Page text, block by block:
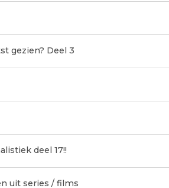
gezien? Deel 3
deel 17!!
uit series / films